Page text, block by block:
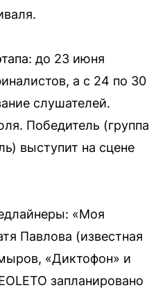
до 23 июня
а с 24 по 30
слушателей.
Победитель (группа
выступит на сцене
«Моя
Павлова (известная
«Диктофон» и
запланировано